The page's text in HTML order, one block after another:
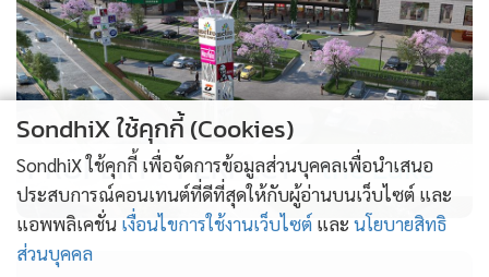
PROPERTY PERFECT -the Lake
SondhiX ใช้คุกกี้ (Cookies)
SondhiX ใช้คุกกี้ เพื่อจัดการข้อมูลส่วนบุคคลเพื่อนำเสนอ
ประสบการณ์คอนเทนต์ที่ดีที่สุดให้กับผู้อ่านบนเว็บไซต์ และ
แอพพลิเคชั่น เงื่อนไขการใช้งานเว็บไซต์ และ นโยบายสิทธิ
ส่วนบุคคล